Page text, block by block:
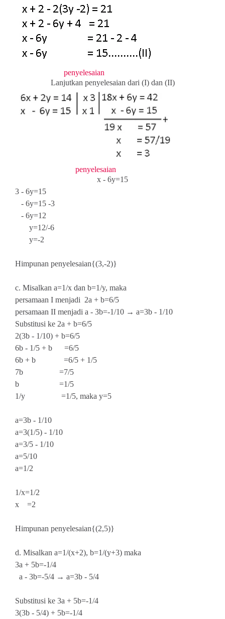
penyelesaian
Lanjutkan penyelesaian dari (I) dan (II)
penyelesaian
x - 6y=15
3 - 6y=15
- 6y=15 -3
- 6y=12
y=12/-6
y=-2
Himpunan penyelesaian{(3,-2)}
c. Misalkan a=1/x dan b=1/y, maka
persamaan I menjadi 2a + b=6/5
persamaan II menjadi a - 3b=-1/10 → a=3b - 1/10
Substitusi ke 2a + b=6/5
2(3b - 1/10) + b=6/5
6b - 1/5 + b =6/5
6b + b =6/5 + 1/5
7b =7/5
b =1/5
1/y =1/5, maka y=5
a=3b - 1/10
a=3(1/5) - 1/10
a=3/5 - 1/10
a=5/10
a=1/2
1/x=1/2
x =2
Himpunan penyelesaian{(2,5)}
d. Misalkan a=1/(x+2), b=1/(y+3) maka
3a + 5b=-1/4
a - 3b=-5/4 → a=3b - 5/4
Substitusi ke 3a + 5b=-1/4
3(3b - 5/4) + 5b=-1/4